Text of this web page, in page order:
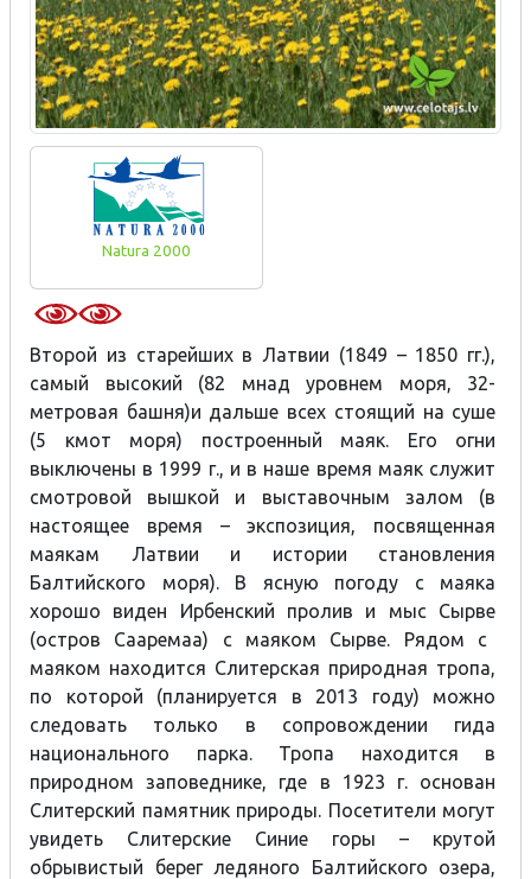
Natura 2000
Второй из старейших в Латвии (1849 – 1850 гг.),
самый высокий (82 мнад уровнем моря, 32-
метровая башня)и дальше всех стоящий на суше
(5 кмот моря) построенный маяк. Его огни
выключены в 1999 г., и в наше время маяк служит
смотровой вышкой и выставочным залом (в
настоящее время – экспозиция, посвященная
маякам Латвии и истории становления
Балтийского моря). В ясную погоду с маяка
хорошо виден Ирбенский пролив и мыс Сырве
(остров Сааремаа) с маяком Сырве. Рядом с
маяком находится Слитерская природная тропа,
по которой (планируется в 2013 году) можно
следовать только в сопровождении гида
национального парка. Тропа находится в
природном заповеднике, где в 1923 г. основан
Слитерский памятник природы. Посетители могут
увидеть Слитерские Синие горы – крутой
обрывистый берег ледяного Балтийского озера,